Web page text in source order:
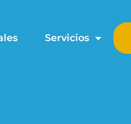
Servicios